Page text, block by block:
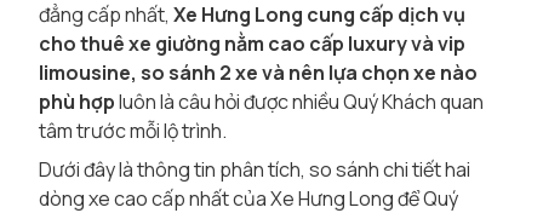
đẳng cấp nhất, Xe Hưng Long cung cấp dịch vụ
cho thuê xe giường nằm cao cấp luxury và vip
limousine, so sánh 2 xe và nên lựa chọn xe nào
phù hợpluôn là câu hỏi được nhiều Quý Khách quan
tâm trước mỗi lộ trình.
Dưới đây là thông tin phân tích, so sánh chi tiết hai
dòng xe cao cấp nhất của Xe Hưng Long để Quý